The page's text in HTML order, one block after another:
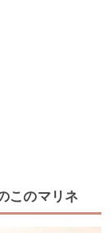
このマリネ